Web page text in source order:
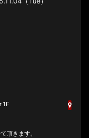
1F
頂きます。